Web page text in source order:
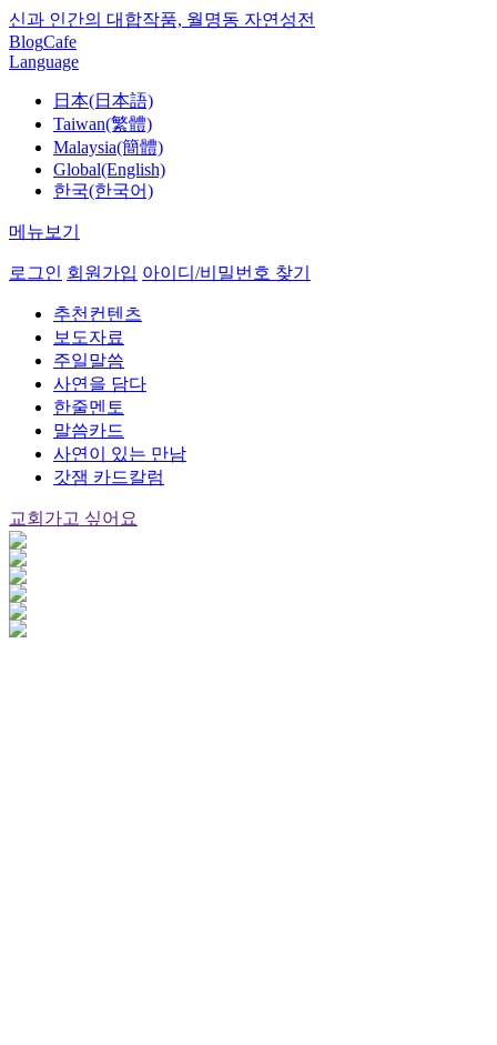
신과 인간의 대합작품, 월명동 자연성전
BlogCafe
Language
日本(日本語)
Taiwan(繁體)
Malaysia(簡體)
Global(English)
한국(한국어)
메뉴보기
로그인 회원가입 아이디/비밀번호 찾기
추천컨텐츠
보도자료
주일말씀
사연을 담다
한줄멘토
말씀카드
사연이 있는 만남
갓잼 카드칼럼
교회가고 싶어요